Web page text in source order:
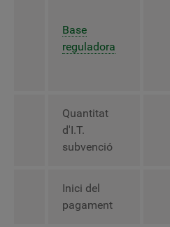
Base
reguladora
Quantitat
d'I.T.
subvenció
Inici del
pagament